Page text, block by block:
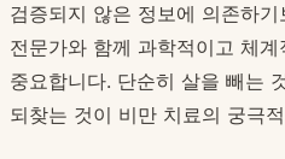
검증되지 않은 정보에 의존하
전문가와 함께 과학적이고 체
중요합니다. 단순히 살을 빼는
되찾는 것이 비만 치료의 궁극